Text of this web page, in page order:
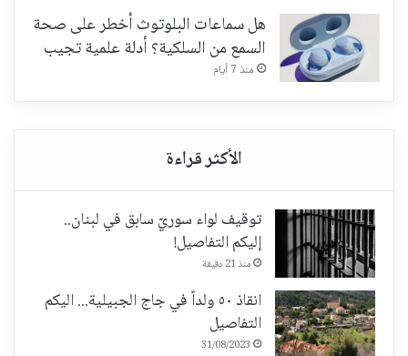
هل سماعات البلوتوث أخطر على صحة
السمع من السلكية؟ أدلة علمية تجيب
منذ 7 أيام
توقيف لواء سوريّ سابق في لبنان..
إليكم التفاصيل!
منذ 21 دقيقة
انقاذ ٥٠ ولداً في جاج الجبيلية... اليكم
التفاصيل
31/08/2023